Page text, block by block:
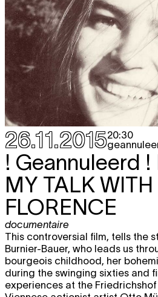
MAART 2016
wo
9.03
THE WORLD IN BRUSSELS
NOMADS
20:30
film screening, documentaire
wo
16.03
Argos &
TELEVISIONISM
13:00 - 20:00
symposium,video,reeks
vr
25.03
Sidney LeoniUNDER
20:30BE première
film screening
za
26.03
Sidney LeoniUNDER
20:30
film screening
APRIL 2016
do
7.04
Zéro de Conduite #5
film screening
26.11.201520:30
! Geannuleerd !
MY TALK WITH
FLORENCE
documentaire
This controversial film, tells the
Burnier-Bauer, who leads us
bourgeois childhood, her
during the swinging sixties and
experiences at the